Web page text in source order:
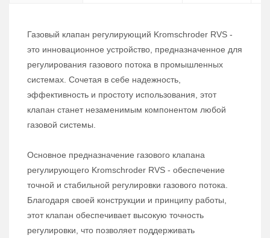
Газовый клапан регулирующий Kromschroder RVS -
это инновационное устройство, предназначенное для
регулирования газового потока в промышленных
системах. Сочетая в себе надежность,
эффективность и простоту использования, этот
клапан станет незаменимым компонентом любой
газовой системы.
Основное предназначение газового клапана
регулирующего Kromschroder RVS - обеспечение
точной и стабильной регулировки газового потока.
Благодаря своей конструкции и принципу работы,
этот клапан обеспечивает высокую точность
регулировки, что позволяет поддерживать